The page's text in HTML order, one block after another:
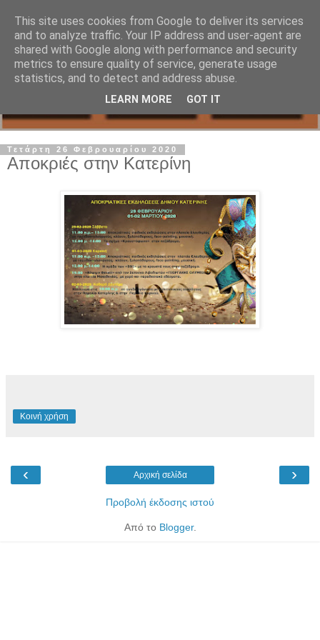
Τετάρτη 26 Φεβρουαρίου 2020
Αποκριές στην Κατερίνη
Κοινή χρήση
‹ ›
Αρχική σελίδα
Προβολή έκδοσης ιστού
Από το Blogger.
This site uses cookies from Google to deliver its services
and to analyze traffic. Your IP address and user-agent are
shared with Google along with performance and security
metrics to ensure quality of service, generate usage
statistics, and to detect and address abuse.
LEARN MORE GOT IT